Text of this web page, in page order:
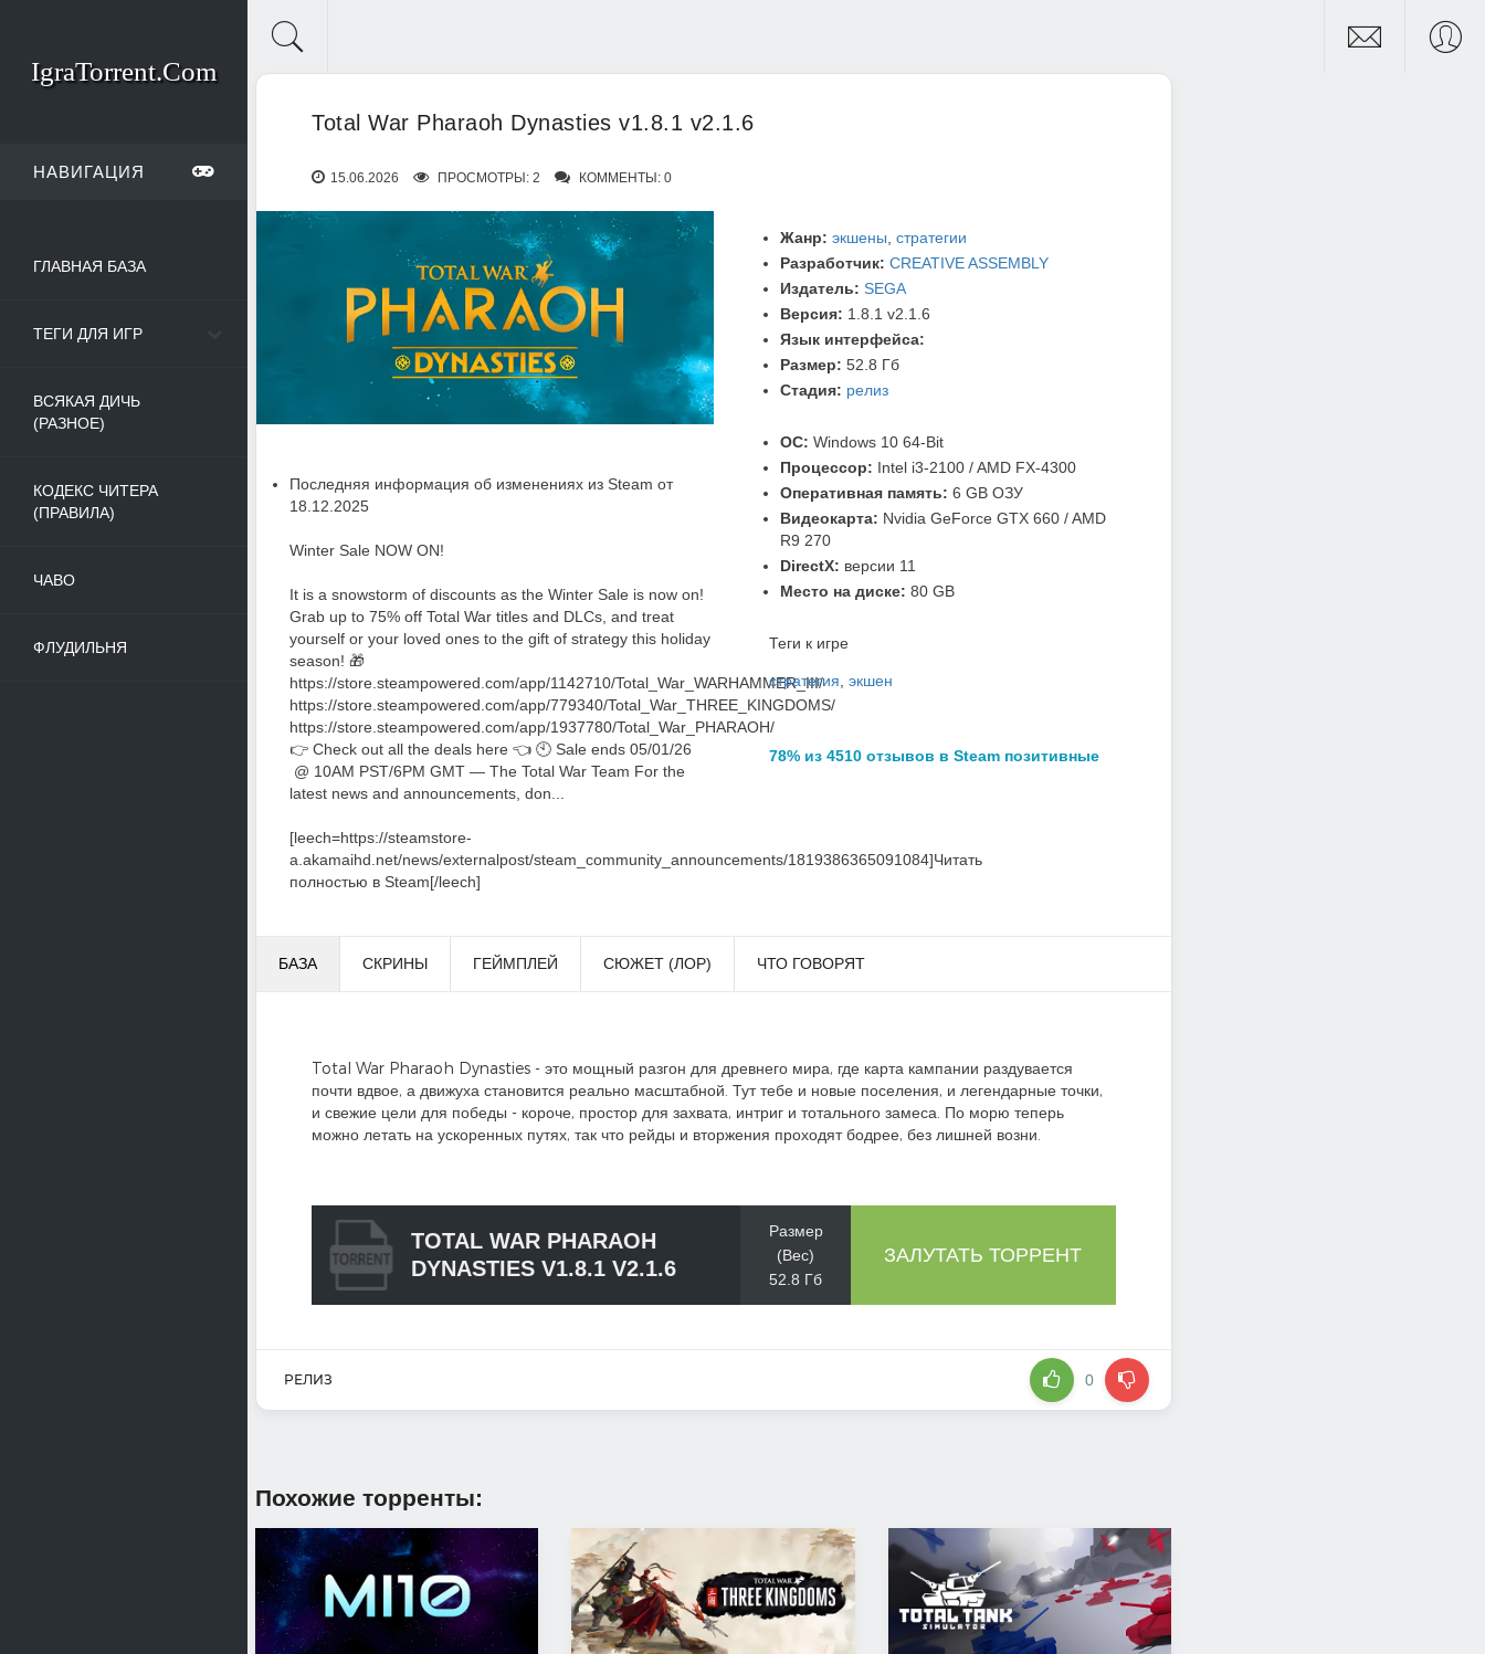
IgraTorrent.Com
НАВИГАЦИЯ
ГЛАВНАЯ БАЗА
ТЕГИ ДЛЯ ИГР
ВСЯКАЯ ДИЧЬ
(РАЗНОЕ)
КОДЕКС ЧИТЕРА
(ПРАВИЛА)
ЧАВО
ФЛУДИЛЬНЯ
Total War Pharaoh Dynasties v1.8.1 v2.1.6
15.06.2026 ПРОСМОТРЫ: 2 КОММЕНТЫ: 0
Последняя информация об изменениях из Steam от
18.12.2025
Winter Sale NOW ON!
It is a snowstorm of discounts as the Winter Sale is now on!
Grab up to 75% off Total War titles and DLCs, and treat
yourself or your loved ones to the gift of strategy this holiday
season! 🎁
https://store.steampowered.com/app/1142710/Total_War_WARHAMMER_III/
https://store.steampowered.com/app/779340/Total_War_THREE_KINGDOMS/
https://store.steampowered.com/app/1937780/Total_War_PHARAOH/
👉 Check out all the deals here 👈 🕙 Sale ends 05/01/26
@ 10AM PST/6PM GMT — The Total War Team For the
latest news and announcements, don...
[leech=https://steamstore-
a.akamaihd.net/news/externalpost/steam_community_announcements/1819386365091084]Читать
полностью в Steam[/leech]
Жанр: экшены стратегии
Разработчик: CREATIVE ASSEMBLY
Издатель: SEGA
Версия: 1.8.1 v2.1.6
Язык интерфейса:
Размер: 52.8 Гб
Стадия: релиз
ОС: Windows 10 64-Bit
Процессор: Intel i3-2100 / AMD FX-4300
Оперативная память: 6 GB ОЗУ
Видеокарта: Nvidia GeForce GTX 660 / AMD
R9 270
DirectX: версии 11
Место на диске: 80 GB
Теги к игре
стратегия экшен
78% из 4510 отзывов в Steam позитивные
БАЗА СКРИНЫ ГЕЙМПЛЕЙ СЮЖЕТ (ЛОР) ЧТО ГОВОРЯТ
Total War Pharaoh Dynasties - это мощный разгон для древнего мира, где карта кампании раздувается
почти вдвое, а движуха становится реально масштабной. Тут тебе и новые поселения, и легендарные точки,
и свежие цели для победы - короче, простор для захвата, интриг и тотального замеса. По морю теперь
можно летать на ускоренных путях, так что рейды и вторжения проходят бодрее, без лишней возни.
TOTAL WAR PHARAOH
DYNASTIES V1.8.1 V2.1.6
Размер
(Вес)
52.8 Гб
ЗАЛУТАТЬ ТОРРЕНТ
РЕЛИЗ 0
Похожие торренты: